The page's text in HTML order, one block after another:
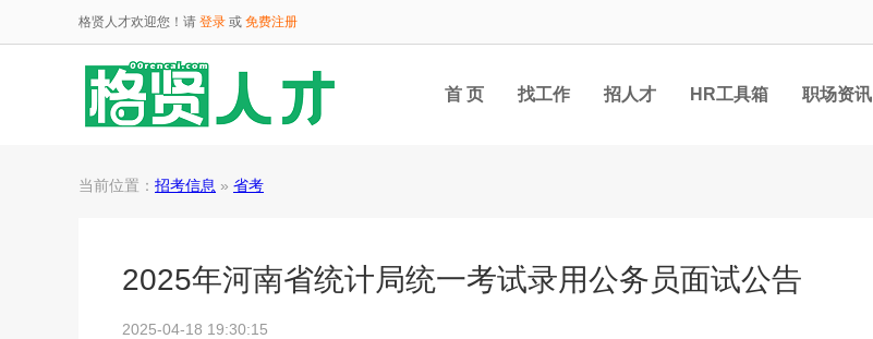
格贤人才欢迎您！请 登录 或 免费注册
首 页 找工作 招人才 HR工具箱 职场资讯
当前位置： 招考信息 » 省考
2025年河南省统计局统一考试录用公务员面试公告
2025-04-18 19:30:15